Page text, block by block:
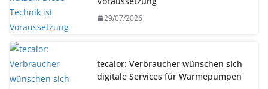
29/07/2026
tecalor: Verbraucher wünschen sich
digitale Services für Wärmepumpen